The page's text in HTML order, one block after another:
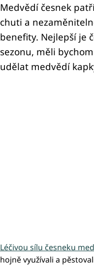
Medvědí česnek
chuti a
benefity. Nejlepší je
sezonu, měli
udělat medvědí
Léčivou sílu česneku
hojně využívali a